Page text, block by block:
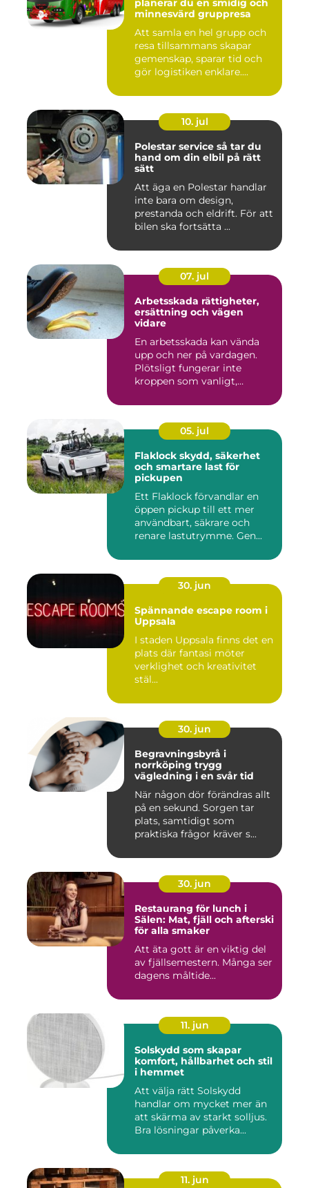
planerar du en smidig och
minnesvärd gruppresa
Att samla en hel grupp och
resa tillsammans skapar
gemenskap, sparar tid och
gör logistiken enklare....
10. jul
Polestar service så tar du
hand om din elbil på rätt
sätt
Att äga en Polestar handlar
inte bara om design,
prestanda och eldrift. För att
bilen ska fortsätta ...
07. jul
Arbetsskada rättigheter,
ersättning och vägen
vidare
En arbetsskada kan vända
upp och ner på vardagen.
Plötsligt fungerar inte
kroppen som vanligt,
05. jul
Flaklock skydd, säkerhet
och smartare last för
pickupen
Ett Flaklock förvandlar en
öppen pickup till ett mer
användbart, säkrare och
renare lastutrymme. Gen...
30. jun
Spännande escape room i
Uppsala
I staden Uppsala finns det en
plats där fantasi möter
verklighet och kreativitet
stäl...
30. jun
Begravningsbyrå i
norrköping trygg
vägledning i en svår tid
När någon dör förändras allt
på en sekund. Sorgen tar
plats, samtidigt som
praktiska frågor kräver s...
30. jun
Restaurang för lunch i
Sälen: Mat, fjäll och afterski
för alla smaker
Att äta gott är en viktig del
av fjällsemestern. Många ser
dagens måltide...
11. jun
Solskydd som skapar
komfort, hållbarhet och stil
i hemmet
Att välja rätt Solskydd
handlar om mycket mer än
att skärma av starkt solljus.
Bra lösningar påverka...
11. jun